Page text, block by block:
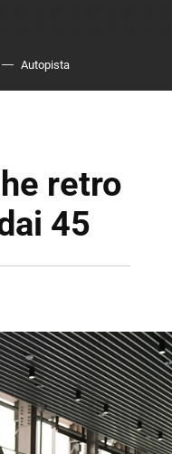
Autopista
retro
45